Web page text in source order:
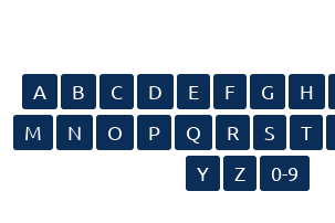
A B C D E F G H
M
N O P Q R S T
Y
Z 0-9